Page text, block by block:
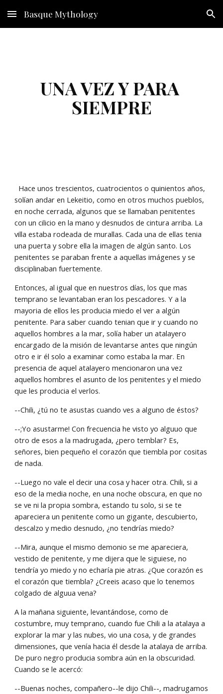
Skip to main content Skip to navigation
Basque Mythology
UNA VEZ Y PARA
SIEMPRE
solían andar en Lekeitio, como en otros muchos pueblos,
en noche cerrada, algunos que se llamaban penitentes
con un cilicio en la mano y desnudos de cintura arriba. La
villa estaba rodeada de murallas. Cada una de ellas tenia
una puerta y sobre ella la imagen de algún santo. Los
penitentes se paraban frente a aquellas imágenes y se
disciplinaban fuertemente.
Entonces, al igual que en nuestros días, los que mas
temprano se levantaban eran los pescadores. Y a la
mayoria de ellos les producia miedo el ver a algún
penitente. Para saber cuando tenian que ir y cuando no
aquellos hombres a la mar, solía haber un atalayero
encargado de la misión de levantarse antes que ningún
otro e ir él solo a examinar como estaba la mar. En
presencia de aquel atalayero mencionaron una vez
aquellos hombres el asunto de los penitentes y el miedo
que les producia el verlos.
--Chili, ¿tú no te asustas cuando ves a alguno de éstos?
--;Yo asustarme! Con frecuencia he visto yo alguuo que
otro de esos a la madrugada, ¿pero temblar? Es,
señores, bien pequeño el corazón que tiembla por cositas
de nada.
--Luego no vale el decir una cosa y hacer otra. Chili, si a
eso de la media noche, en una noche obscura, en que no
se ve ni la propia sombra, estando tu solo, si se te
apareciera un penitente como un gigante, descubierto,
descalzo y medio desnudo, ¿no tendrías miedo?
--Mira, aunque el mismo demonio se me apareciera,
vestido de penitente, y me dijera que le siguiese, no
tendría yo miedo y no echaría pie atras. ¿Que corazón es
el corazón que tiembla? ¿Creeis acaso que lo tenemos
colgado de alguua vena?
A la mañana siguiente, levantándose, como de
costumbre, muy temprano, cuando fue Chili a la atalaya a
explorar la mar y las nubes, vio una cosa, y de grandes
dimensiones, que venía hacia él desde la atalaya de arriba.
De puro negro producia sombra aún en la obscuridad.
Cuando se le acercó:
--Buenas noches, compañero--le dijo Chili--, madrugamos